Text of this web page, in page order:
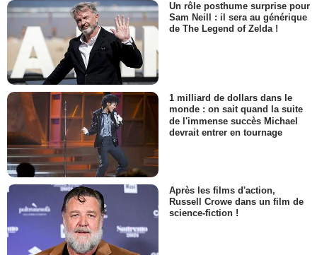
Un rôle posthume surprise pour
Sam Neill : il sera au générique
de The Legend of Zelda !
1 milliard de dollars dans le
monde : on sait quand la suite
de l'immense succès Michael
devrait entrer en tournage
Après les films d'action,
Russell Crowe dans un film de
science-fiction !